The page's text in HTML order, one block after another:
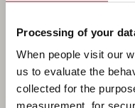
Processing of your
When people visit our
us to evaluate the
collected for the
measurement, for